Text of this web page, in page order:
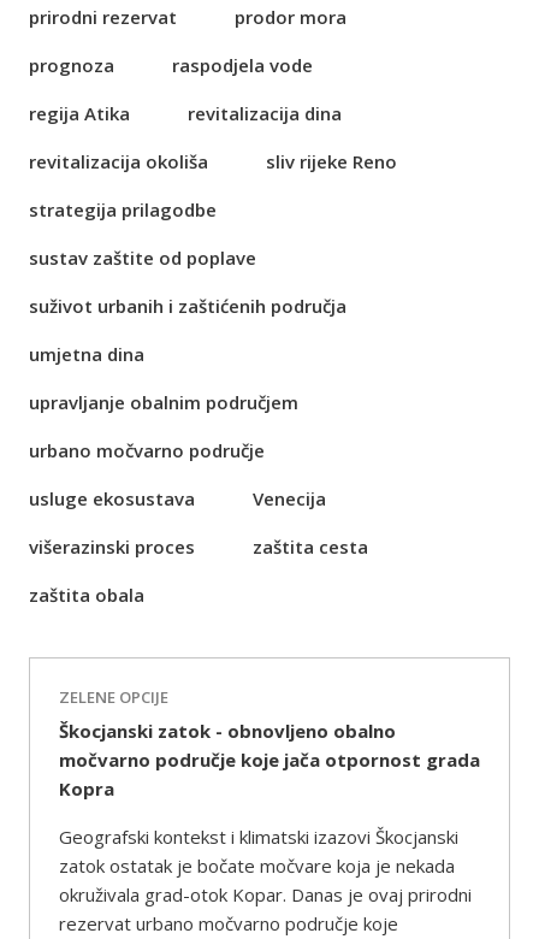
prirodni rezervat
prodor mora
prognoza
raspodjela vode
regija Atika
revitalizacija dina
revitalizacija okoliša
sliv rijeke Reno
strategija prilagodbe
sustav zaštite od poplave
suživot urbanih i zaštićenih područja
umjetna dina
upravljanje obalnim područjem
urbano močvarno područje
usluge ekosustava
Venecija
višerazinski proces
zaštita cesta
zaštita obala
ZELENE OPCIJE
Škocjanski zatok - obnovljeno obalno
močvarno područje koje jača otpornost grada
Kopra
Geografski kontekst i klimatski izazovi Škocjanski
zatok ostatak je bočate močvare koja je nekada
okruživala grad-otok Kopar. Danas je ovaj prirodni
rezervat urbano močvarno područje koje